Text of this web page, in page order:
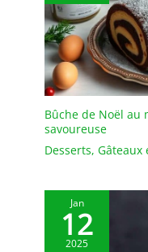
Bûche de Noël au
savoureuse
Desserts, Gâteaux
Jan
12
2025